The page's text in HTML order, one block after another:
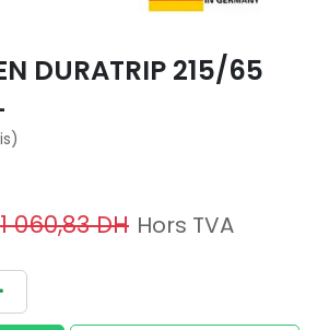
DURATRIP 215/65
1 060,83DH Hors TVA